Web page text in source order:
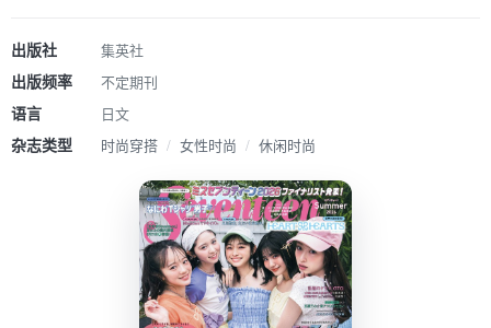
出版社 集英社
出版频率 不定期刊
语言 日文
杂志类型 时尚穿搭 / 女性时尚 / 休闲时尚